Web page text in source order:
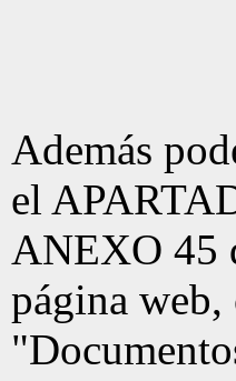
Además
el
ANEXO 45
página web,